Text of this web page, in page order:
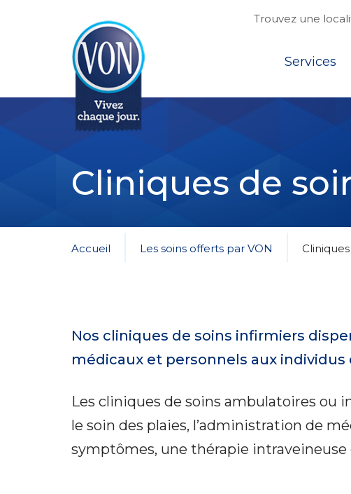
Trouvez une
Services
Cliniques de
Accueil Les soins offerts par VON
Nos cliniques de soins infirmiers
médicaux et personnels aux
Les cliniques de soins ambulatoires ou
le soin des plaies, l’administration de
symptômes, une thérapie intraveineuse